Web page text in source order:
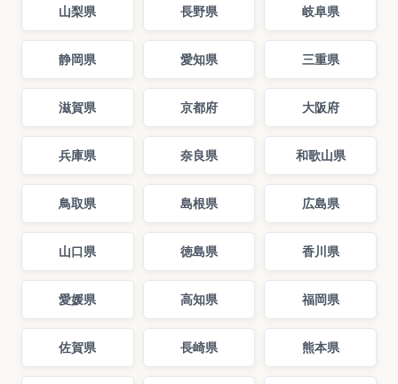
山梨県 長野県 岐阜県
静岡県 愛知県 三重県
滋賀県 京都府 大阪府
兵庫県 奈良県 和歌山県
鳥取県 島根県 広島県
山口県 徳島県 香川県
愛媛県 高知県 福岡県
佐賀県 長崎県 熊本県